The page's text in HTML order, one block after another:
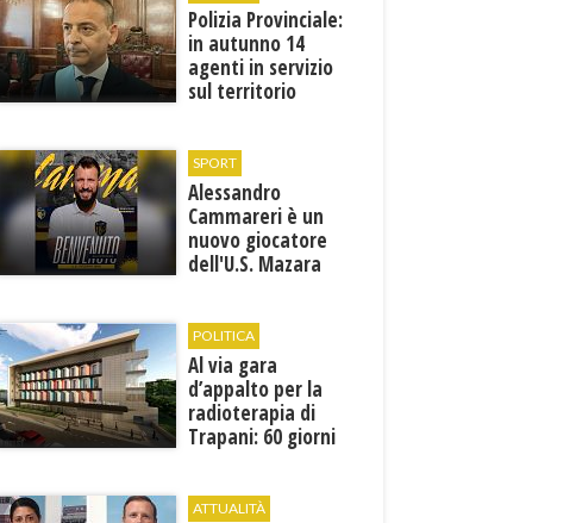
Polizia Provinciale:
in autunno 14
agenti in servizio
sul territorio
SPORT
Alessandro
Cammareri è un
nuovo giocatore
dell'U.S. Mazara
POLITICA
Al via gara
d’appalto per la
radioterapia di
Trapani: 60 giorni
ATTUALITÀ